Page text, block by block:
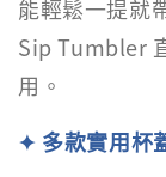
能輕鬆一提就
Sip Tumbler
用。
✦ 多款實用杯